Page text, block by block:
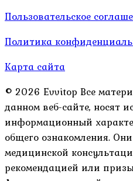
Пользовательское
Политика
Карта сайта
© 2026 Evvitop Все
данном веб-сайте, носят
информационный
общего ознакомления.
медицинской
рекомендацией или